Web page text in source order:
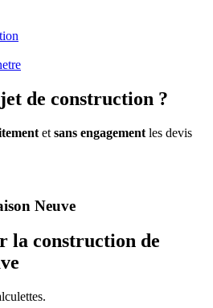
de construction ?
et sans engagement les devis
Neuve
la construction de